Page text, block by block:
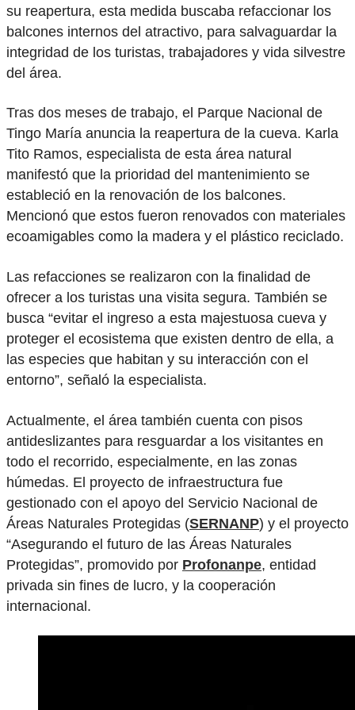
su reapertura, esta medida buscaba refaccionar los
balcones internos del atractivo, para salvaguardar la
integridad de los turistas, trabajadores y vida silvestre
del área.
Tras dos meses de trabajo, el Parque Nacional de
Tingo María anuncia la reapertura de la cueva. Karla
Tito Ramos, especialista de esta área natural
manifestó que la prioridad del mantenimiento se
estableció en la renovación de los balcones.
Mencionó que estos fueron renovados con materiales
ecoamigables como la madera y el plástico reciclado.
Las refacciones se realizaron con la finalidad de
ofrecer a los turistas una visita segura. También se
busca “evitar el ingreso a esta majestuosa cueva y
proteger el ecosistema que existen dentro de ella, a
las especies que habitan y su interacción con el
entorno”, señaló la especialista.
Actualmente, el área también cuenta con pisos
antideslizantes para resguardar a los visitantes en
todo el recorrido, especialmente, en las zonas
húmedas. El proyecto de infraestructura fue
gestionado con el apoyo del Servicio Nacional de
Áreas Naturales Protegidas (SERNANP) y el proyecto
“Asegurando el futuro de las Áreas Naturales
Protegidas”, promovido por Profonanpe, entidad
privada sin fines de lucro, y la cooperación
internacional.